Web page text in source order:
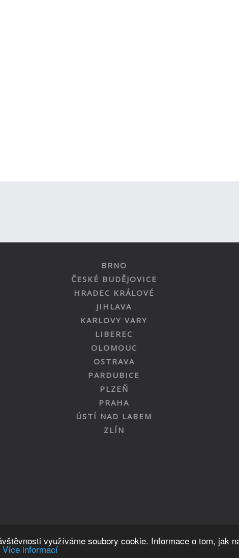
využíváme soubory cookie. Informace o tom, jak
Více informací
BRNO
ČESKÉ BUDĚJOVICE
HRADEC KRÁLOVÉ
JIHLAVA
KARLOVY VARY
LIBEREC
OLOMOUC
OSTRAVA
PARDUBICE
PLZEŇ
PRAHA
ÚSTÍ NAD LABEM
ZLÍN
Nahoru